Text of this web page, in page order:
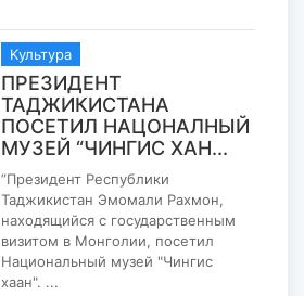
Kультура
ПРЕЗИДЕНТ
ТАДЖИКИСТАНА
ПОСЕТИЛ НАЦОНАЛНЫЙ
МУЗЕЙ “ЧИНГИС ХАН...
”Президент Республики
Таджикистан Эмомали Рахмон,
находящийся с государственным
визитом в Монголии, посетил
Национальный музей "Чингис
хаан". ...